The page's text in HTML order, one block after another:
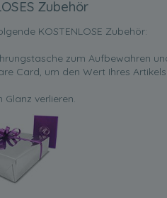
Zubehör
KOSTENLOSE Zubehör:
zum Aufbewahren
Card, um den Wert Ihres Artikels
Glanz verlieren.